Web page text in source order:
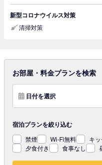
新型コロナウイルス対策
清掃対策
お部屋・料金プランを検索
日付を選択
宿泊プランを絞り込む
禁煙 Wi-Fi無料 キ
夕食付き
食事なし